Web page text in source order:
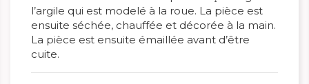
l’argile qui est modelé à la roue. La pièce est
ensuite séchée, chauffée et décorée à la main.
La pièce est ensuite émaillée avant d’être
cuite.